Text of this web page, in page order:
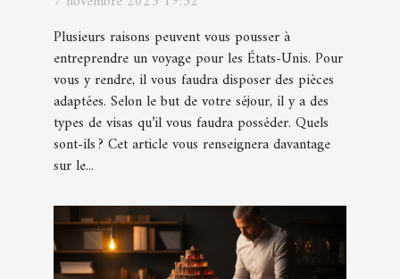
Plusieurs raisons peuvent vous pousser à
entreprendre un voyage pour les États-Unis. Pour
vous y rendre, il vous faudra disposer des pièces
adaptées. Selon le but de votre séjour, il y a des
types de visas qu’il vous faudra posséder. Quels
sont-ils ? Cet article vous renseignera davantage
sur le...